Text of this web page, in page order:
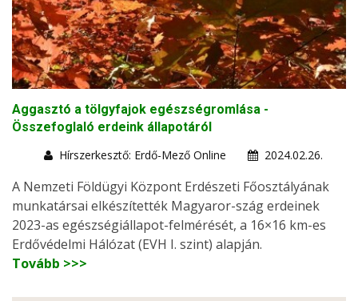
Aggasztó a tölgyfajok egészségromlása -
Összefoglaló erdeink állapotáról
Hírszerkesztő: Erdő-Mező Online
2024.02.26.
A Nemzeti Földügyi Központ Erdészeti Főosztályának
munkatársai elkészítették Magyaror-szág erdeinek
2023-as egészségiállapot-felmérését, a 16×16 km-es
Erdővédelmi Hálózat (EVH I. szint) alapján.
Tovább >>>